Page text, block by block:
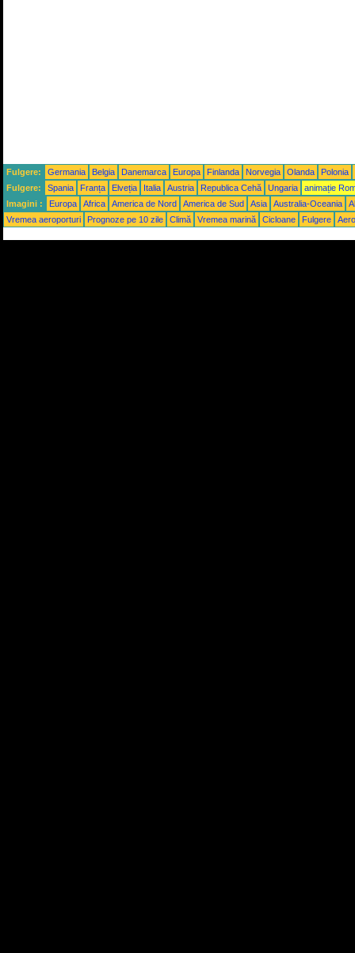
Fulgere: Germania Belgia Danemarca Europa Finlanda Norvegia Olanda
Polonia
Fulgere:
Spania Franța Elveția Italia Austria Republica Cehă Ungaria
animație
Imagini :
Europa Africa America de Nord America de Sud Asia Australia-Oceania
Vremea aeroporturi
Prognoze pe 10 zile Climă Vremea marină Cicloane Fulgere